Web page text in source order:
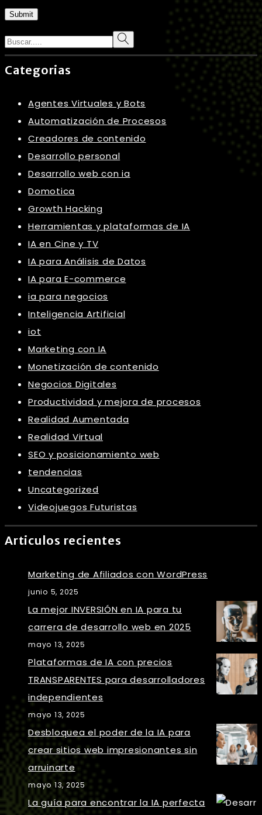
Submit
Search
Categorias
Agentes Virtuales y Bots
Automatización de Procesos
Creadores de contenido
Desarrollo personal
Desarrollo web con ia
Domotica
Growth Hacking
Herramientas y plataformas de IA
IA en Cine y TV
IA para Análisis de Datos
IA para E-commerce
ia para negocios
Inteligencia Artificial
iot
Marketing con IA
Monetización de contenido
Negocios Digitales
Productividad y mejora de procesos
Realidad Aumentada
Realidad Virtual
SEO y posicionamiento web
tendencias
Uncategorized
Videojuegos Futuristas
Articulos recientes
Marketing de Afiliados con WordPress
junio 5, 2025
La mejor INVERSIÓN en IA para tu
carrera de desarrollo web en 2025
mayo 13, 2025
Plataformas de IA con precios
TRANSPARENTES para desarrolladores
independientes
mayo 13, 2025
Desbloquea el poder de la IA para
crear sitios web impresionantes sin
arruinarte
mayo 13, 2025
La guía para encontrar la IA perfecta